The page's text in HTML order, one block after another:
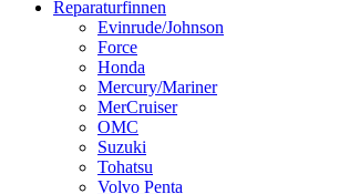
Reparaturfinnen
Evinrude/Johnson
Force
Honda
Mercury/Mariner
MerCruiser
OMC
Suzuki
Tohatsu
Volvo Penta